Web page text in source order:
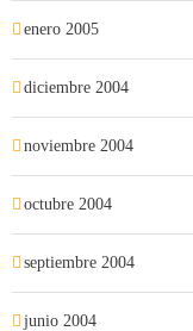
enero 2005
diciembre 2004
noviembre 2004
octubre 2004
septiembre 2004
junio 2004